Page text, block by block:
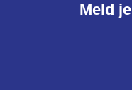
Meld